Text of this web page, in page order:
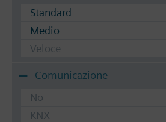
Standard
Medio
Veloce
Comunicazione
No
KNX